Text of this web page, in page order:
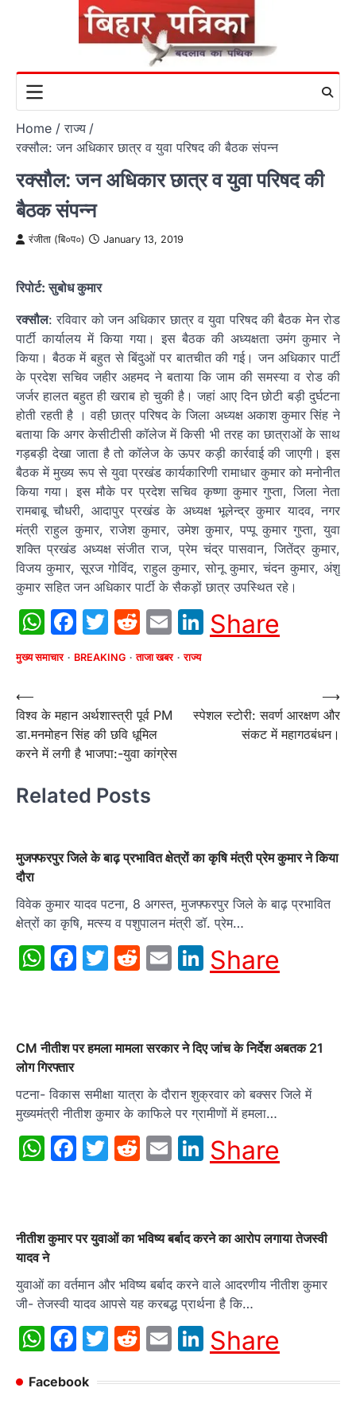
Home
राज्य
रक्सौल: जन अधिकार छात्र व युवा परिषद की बैठक संपन्न
रक्सौल: जन अधिकार छात्र व युवा परिषद की
बैठक संपन्न
रंजीता (बि०प०) January 13, 2019
रिपोर्ट: सुबोध कुमार
रक्सौल: रविवार को जन अधिकार छात्र व युवा परिषद की बैठक मेन रोड
पार्टी कार्यालय में किया गया। इस बैठक की अध्यक्षता उमंग कुमार ने
किया। बैठक में बहुत से बिंदुओं पर बातचीत की गई। जन अधिकार पार्टी
के प्रदेश सचिव जहीर अहमद ने बताया कि जाम की समस्या व रोड की
जर्जर हालत बहुत ही खराब हो चुकी है। जहां आए दिन छोटी बड़ी दुर्घटना
होती रहती है । वही छात्र परिषद के जिला अध्यक्ष अकाश कुमार सिंह ने
बताया कि अगर केसीटीसी कॉलेज में किसी भी तरह का छात्राओं के साथ
गड़बड़ी देखा जाता है तो कॉलेज के ऊपर कड़ी कार्रवाई की जाएगी। इस
बैठक में मुख्य रूप से युवा प्रखंड कार्यकारिणी रामाधार कुमार को मनोनीत
किया गया। इस मौके पर प्रदेश सचिव कृष्णा कुमार गुप्ता, जिला नेता
रामबाबू चौधरी, आदापुर प्रखंड के अध्यक्ष भूलेन्द्र कुमार यादव, नगर
मंत्री राहुल कुमार, राजेश कुमार, उमेश कुमार, पप्पू कुमार गुप्ता, युवा
शक्ति प्रखंड अध्यक्ष संजीत राज, प्रेम चंद्र पासवान, जितेंद्र कुमार,
विजय कुमार, सूरज गोविंद, राहुल कुमार, सोनू कुमार, चंदन कुमार, अंशु
कुमार सहित जन अधिकार पार्टी के सैकड़ों छात्र उपस्थित रहे।
WhatsApp
Facebook
Twitter
Reddit
EmailLinkedIn
Share
मुख्य समाचार BREAKING ताजा खबर राज्य
Post
navigation
⟵
विश्व के महान अर्थशास्त्री पूर्व PM
डा.मनमोहन सिंह की छवि धूमिल
करने में लगी है भाजपा:-युवा कांग्रेस
स्पेशल स्टोरी: सवर्ण आरक्षण और
संकट में महागठबंधन।
⟶
Related Posts
मुजफ्फरपुर जिले के बाढ़ प्रभावित क्षेत्रों का कृषि मंत्री प्रेम कुमार ने किया
दौरा
विवेक कुमार यादव पटना, 8 अगस्त, मुजफ्फरपुर जिले के बाढ़ प्रभावित
क्षेत्रों का कृषि, मत्स्य व पशुपालन मंत्री डॉ. प्रेम…
WhatsApp
Facebook
Twitter
Reddit
EmailLinkedIn
Share
CM नीतीश पर हमला मामला सरकार ने दिए जांच के निर्देश अबतक 21
लोग गिरफ्तार
पटना- विकास समीक्षा यात्रा के दौरान शुक्रवार को बक्सर जिले में
मुख्यमंत्री नीतीश कुमार के काफिले पर ग्रामीणों में हमला…
WhatsApp
Facebook
Twitter
Reddit
EmailLinkedIn
Share
नीतीश कुमार पर युवाओं का भविष्य बर्बाद करने का आरोप लगाया तेजस्वी
यादव ने
युवाओं का वर्तमान और भविष्य बर्बाद करने वाले आदरणीय नीतीश कुमार
जी- तेजस्वी यादव आपसे यह करबद्ध प्रार्थना है कि…
WhatsApp
Facebook
Twitter
Reddit
EmailLinkedIn
Share
Facebook